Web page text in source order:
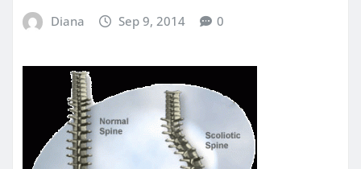
Diana Sep 9, 2014 0